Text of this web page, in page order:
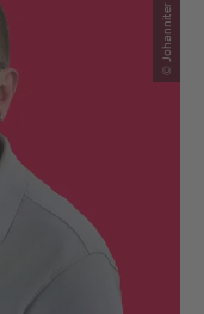
© Johanniter